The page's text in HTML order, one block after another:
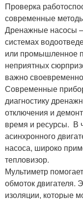
Проверка
современные
Дренажные насосы
системах
или промышленное
неприятных
важно
Современные
диагностику
отключения и
время и ресурсы. ️ В
асинхронного
насоса, широко
тепловизор.
Мультиметр
обмоток двигателя.
изоляции, которые